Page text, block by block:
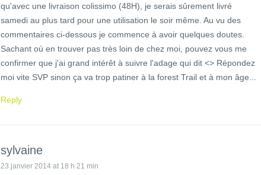
qu'avec une livraison colissimo (48H), je serais sûrement livré
samedi au plus tard pour une utilisation le soir même. Au vu des
commentaires ci-dessous je commence à avoir quelques doutes.
Sachant où en trouver pas très loin de chez moi, pouvez vous me
confirmer que j'ai grand intérêt à suivre l'adage qui dit <> Répondez
moi vite SVP sinon ça va trop patiner à la forest Trail et à mon âge...
Reply
sylvaine
23 janvier 2014 at 18 h 21 min